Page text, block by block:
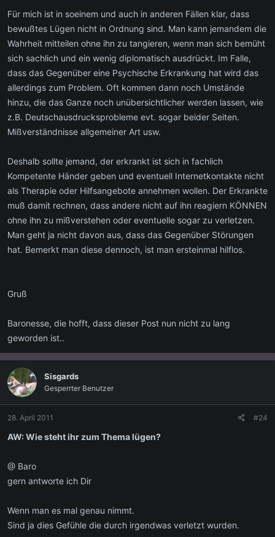
Für mich ist in soeinem und auch in anderen Fällen klar, dass
bewußtes Lügen nicht in Ordnung sind. Man kann jemandem die
Wahrheit mitteilen ohne ihn zu tangieren, wenn man sich bemüht
sich sachlich und ein wenig diplomatisch ausdrückt. Im Falle,
dass das Gegenüber eine Psychische Erkrankung hat wird das
allerdings zum Problem. Oft kommen dann noch Umstände
hinzu, die das Ganze noch unübersichtlicher werden lassen, wie
z.B. Deutschausdrucksprobleme evt. sogar beider Seiten.
Mißverständnisse allgemeiner Art usw.
Deshalb sollte jemand, der erkrankt ist sich in fachlich
Kompetente Händer geben und eventuell Internetkontakte nicht
als Therapie oder Hilfsangebote annehmen wollen. Der Erkrankte
muß damit rechnen, dass andere nicht auf ihn reagiern KÖNNEN
ohne ihn zu mißverstehen oder eventuelle sogar zu verletzen.
Man geht ja nicht davon aus, dass das Gegenüber Störungen
hat. Bemerkt man diese dennoch, ist man ersteinmal hilflos.
Gruß
Baronesse, die hofft, dass dieser Post nun nicht zu lang
geworden ist..
Sisgards
Gesperrter Benutzer
28. April 2011 #24
AW: Wie steht ihr zum Thema lügen?
@ Baro
gern antworte ich Dir
Wenn man es mal genau nimmt.
Sind ja dies Gefühle die durch irgendwas verletzt wurden.